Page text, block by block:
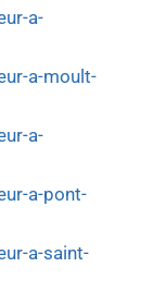
a-
a-moult-
a-
a-pont-
a-saint-